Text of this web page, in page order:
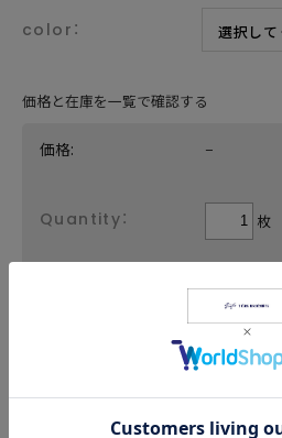
color：
価格と在庫を一覧で確認する
価格: −
枚
返品についての詳細はこちら